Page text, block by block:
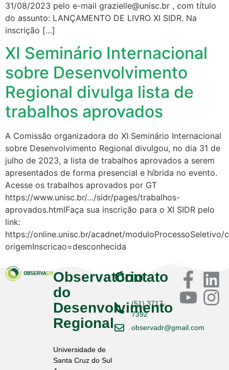
31/08/2023 pelo e-mail grazielle@unisc.br , com título
do assunto: LANÇAMENTO DE LIVRO XI SIDR. Na
inscrição […]
XI Seminário Internacional
sobre Desenvolvimento
Regional divulga lista de
trabalhos aprovados
A Comissão organizadora do XI Seminário Internacional
sobre Desenvolvimento Regional divulgou, no dia 31 de
julho de 2023, a lista de trabalhos aprovados a serem
apresentados de forma presencial e híbrida no evento.
Acesse os trabalhos aprovados por GT
https://www.unisc.br/…/sidr/pages/trabalhos-
aprovados.htmlFaça sua inscrição para o XI SIDR pelo
link:
https://online.unisc.br/acadnet/
origemInscricao=desconhecida
Observatório
do
Desenvolvimento
Regional
Universidade de
Santa Cruz do Sul
Contato
(51) 3717-
7392
observadr@gmail.com